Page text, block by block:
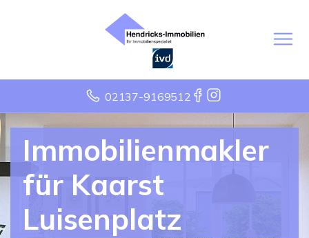
02137-9169512
Immobilienmakler
für Kaarst
Luisenplatz